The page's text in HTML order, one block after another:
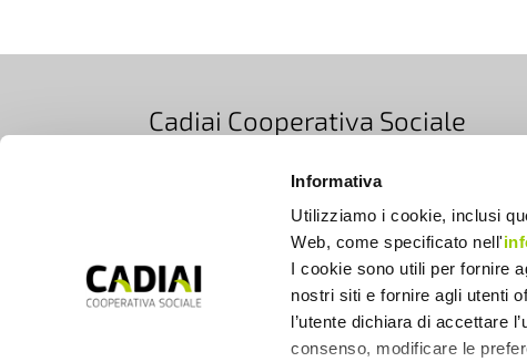
Informativa
Utilizziamo i cookie, inclusi
Web, come specificato nell'
I cookie sono utili per fornire
nostri siti e fornire agli utenti
l’utente dichiara di accettare
consenso, modificare le
Cadiai Cooperativa Sociale
Via Bovi Campeggi 2/4E, 40131 Bologna, Italia
T +39 051 5283511 |EMAIL info@cadiai.it
PEC cooperativacadiai@legalmail.it
Iscrizione Registro Imprese di Bologna
C.F. e P.IVA 00672690377